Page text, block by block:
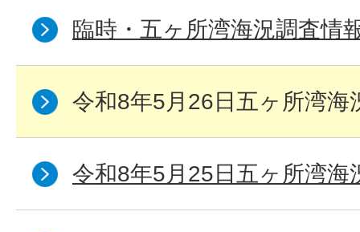
臨時・五ヶ所湾海況調査情
令和8年5月26日五ヶ所湾海
令和8年5月25日五ヶ所湾海